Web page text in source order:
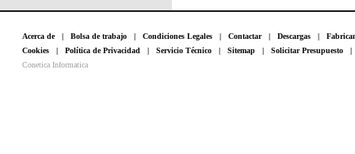
Acerca de| Bolsa de trabajo | Condiciones Legales | Contactar| Descargas |
Cookies | Política de Privacidad | Servicio Técnico | Sitemap | Solicitar Presupuesto
Conetica Informatica